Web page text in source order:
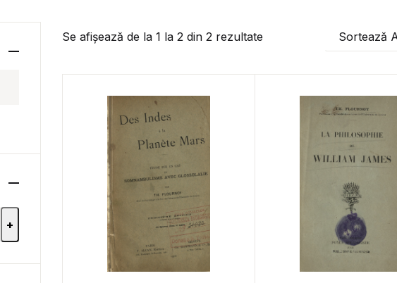
Se afișează de la 1 la 2din 2rezultate Sortează
+